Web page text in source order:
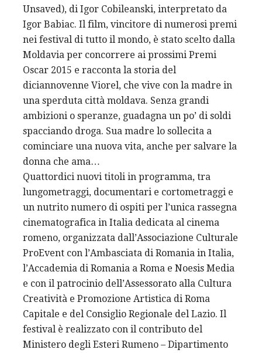
Unsaved), di Igor Cobileanski, interpretato da
Igor Babiac. Il film, vincitore di numerosi premi
nei festival di tutto il mondo, è stato scelto dalla
Moldavia per concorrere ai prossimi Premi
Oscar 2015 e racconta la storia del
diciannovenne Viorel, che vive con la madre in
una sperduta città moldava. Senza grandi
ambizioni o speranze, guadagna un po’ di soldi
spacciando droga. Sua madre lo sollecita a
cominciare una nuova vita, anche per salvare la
donna che ama…
Quattordici nuovi titoli in programma, tra
lungometraggi, documentari e cortometraggi e
un nutrito numero di ospiti per l’unica rassegna
cinematografica in Italia dedicata al cinema
romeno, organizzata dall’Associazione Culturale
ProEvent con l’Ambasciata di Romania in Italia,
l’Accademia di Romania a Roma e Noesis Media
e con il patrocinio dell’Assessorato alla Cultura
Creatività e Promozione Artistica di Roma
Capitale e del Consiglio Regionale del Lazio. Il
festival è realizzato con il contributo del
Ministero degli Esteri Rumeno – Dipartimento